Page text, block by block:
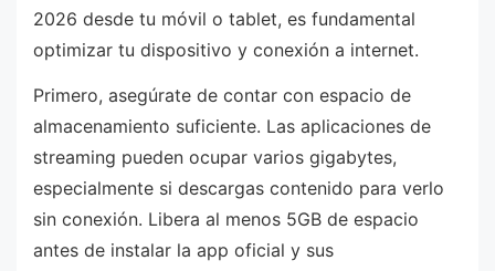
2026 desde tu móvil o tablet, es fundamental
optimizar tu dispositivo y conexión a internet.
Primero, asegúrate de contar con espacio de
almacenamiento suficiente. Las aplicaciones de
streaming pueden ocupar varios gigabytes,
especialmente si descargas contenido para verlo
sin conexión. Libera al menos 5GB de espacio
antes de instalar la app oficial y sus